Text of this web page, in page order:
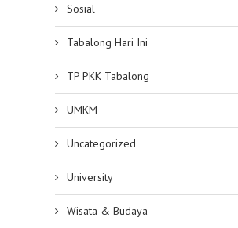
Sosial
Tabalong Hari Ini
TP PKK Tabalong
UMKM
Uncategorized
University
Wisata & Budaya